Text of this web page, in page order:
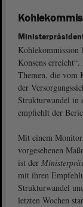
Kohlekommission
Konsens
Themen, die vom
der
Strukturwandel in
empfiehlt der
Mit einem
vorgesehenen
ist der
mit ihren
Strukturwandel
letzten Wochen